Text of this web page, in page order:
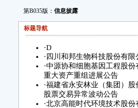
第B035版： 信息披露
标题导航
·D
· 四川和邦生物科技股份有限
·中源协和细胞基因工程股份
重大资产重组进展公告
·福建省永安林业（集团）股
股票交易异常波动公告
·北京高能时代环境技术股